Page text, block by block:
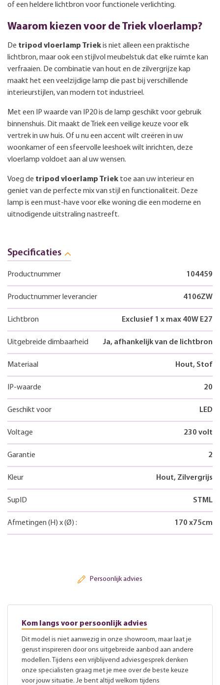
of een heldere lichtbron voor functionele verlichting.
Waarom kiezen voor de Triek vloerlamp?
De tripod vloerlamp Triekis niet alleen een praktische
lichtbron, maar ook een stijlvol meubelstuk dat elke ruimte kan
verfraaien. De combinatie van hout en de zilvergrijze kap
maakt het een veelzijdige lamp die past bij verschillende
interieurstijlen, van modern tot industrieel.
Met een IP waarde van IP20 is de lamp geschikt voor gebruik
binnenshuis. Dit maakt de Triek een veilige keuze voor elk
vertrek in uw huis. Of u nu een accent wilt creëren in uw
woonkamer of een sfeervolle leeshoek wilt inrichten, deze
vloerlamp voldoet aan al uw wensen.
Voeg de tripod vloerlamp Triek toe aan uw interieur en
geniet van de perfecte mix van stijl en functionaliteit. Deze
lamp is een must-have voor elke woning die een moderne en
uitnodigende uitstraling nastreeft.
Specificaties
Productnummer 104459
Productnummer leverancier 4106ZW
Lichtbron Exclusief 1 x max 40W E27
Uitgebreide dimbaarheid Ja, afhankelijk van de lichtbron
Materiaal Hout, Stof
IP-waarde 20
Geschikt voor LED
Voltage 230 volt
Garantie 2
Kleur Hout, Zilvergrijs
SupID STML
Afmetingen (H) x(Ø) : 170 x75cm
Persoonlijk advies
Kom langs voor persoonlijk advies
Dit model is niet aanwezig in onze showroom, maar laat je
gerust inspireren door ons uitgebreide aanbod aan andere
modellen. Tijdens een vrijblijvend adviesgesprek denken
onze specialisten graag met je mee over de beste keuze
voor jouw situatie. Je bent altijd welkom tijdens